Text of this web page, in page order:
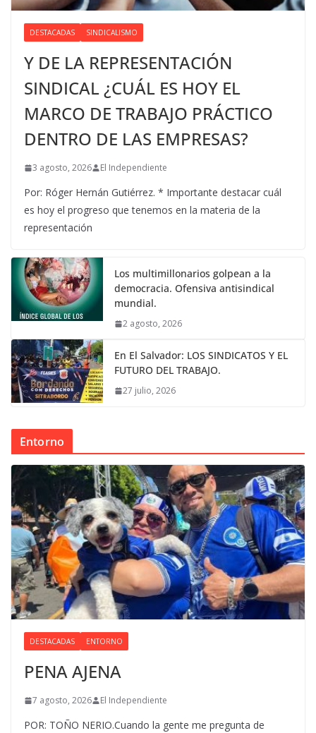
DESTACADAS SINDICALISMO
Y DE LA REPRESENTACIÓN
SINDICAL ¿CUÁL ES HOY EL
MARCO DE TRABAJO PRÁCTICO
DENTRO DE LAS EMPRESAS?
3 agosto, 2026 El Independiente
Por: Róger Hernán Gutiérrez. * Importante destacar cuál
es hoy el progreso que tenemos en la materia de la
representación
Los multimillonarios golpean a la
democracia. Ofensiva antisindical
mundial.
2 agosto, 2026
En El Salvador: LOS SINDICATOS Y EL
FUTURO DEL TRABAJO.
27 julio, 2026
Entorno
DESTACADAS ENTORNO
PENA AJENA
7 agosto, 2026 El Independiente
POR: TOÑO NERIO.Cuando la gente me pregunta de